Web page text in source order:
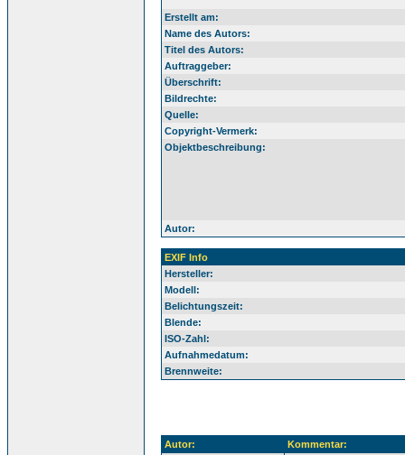
Erstellt am:
Name des Autors:
Titel des Autors:
Auftraggeber:
Überschrift:
Bildrechte:
Quelle:
Copyright-Vermerk:
Objektbeschreibung:
Autor:
EXIF Info
Hersteller:
Modell:
Belichtungszeit:
Blende:
ISO-Zahl:
Aufnahmedatum:
Brennweite:
Autor:
Kommentar: